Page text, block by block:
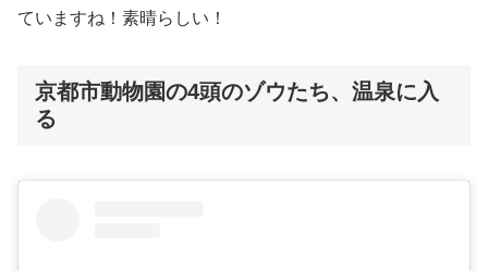
ていますね！素晴らしい！
京都市動物園の4頭のゾウたち、温泉に入
る